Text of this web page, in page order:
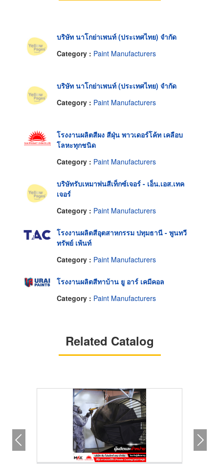
บริษัท นาโกย่าเพนท์ (ประเทศไทย) จำกัด
Category : Paint Manufacturers
บริษัท นาโกย่าเพนท์ (ประเทศไทย) จำกัด
Category : Paint Manufacturers
โรงงานผลิตสีผง สีฝุ่น พาวเดอร์โค้ท เคลือบ
โลหะทุกชนิด
Category : Paint Manufacturers
บริษัทรับเหมาพ่นสีเท็กซ์เจอร์ - เอ็น.เอส.เทค
เจอร์
Category : Paint Manufacturers
โรงงานผลิตสีอุตสาหกรรม ปทุมธานี - พูนทวี
ทรัพย์ เพ้นท์
Category : Paint Manufacturers
โรงงานผลิตสีทาบ้าน ยู อาร์ เคมีคอล
Category : Paint Manufacturers
Related Catalog